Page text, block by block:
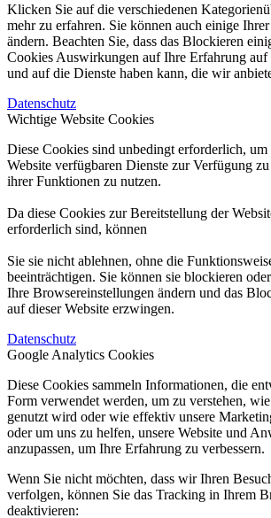
Klicken Sie auf die verschiedenen
mehr zu erfahren. Sie können auch einige
ändern. Beachten Sie, dass das Blockieren
Cookies Auswirkungen auf Ihre Erfahrung auf
und auf die Dienste haben kann, die wir
Datenschutz
Wichtige Website Cookies
Diese Cookies sind unbedingt erforderlich, um
Website verfügbaren Dienste zur Verfügung
ihrer Funktionen zu nutzen.
Da diese Cookies zur Bereitstellung der
erforderlich sind, können
Sie sie nicht ablehnen, ohne die
beeinträchtigen. Sie können sie blockieren
Ihre Browsereinstellungen ändern und das
auf dieser Website erzwingen.
Datenschutz
Google Analytics Cookies
Diese Cookies sammeln Informationen, die
Form verwendet werden, um zu verstehen,
genutzt wird oder wie effektiv unsere
oder um uns zu helfen, unsere Website und
anzupassen, um Ihre Erfahrung zu verbessern.
Wenn Sie nicht möchten, dass wir Ihren
verfolgen, können Sie das Tracking in Ihrem
deaktivieren: